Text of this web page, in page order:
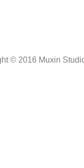
© 2016 Muxin